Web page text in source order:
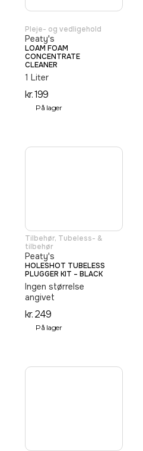
Pleje- og vedligehold
Peaty's
LOAM FOAM
CONCENTRATE
CLEANER
1 Liter
kr.199
På lager
Tilbehør, Tubeless- &
tilbehør
Peaty's
HOLESHOT TUBELESS
PLUGGER KIT – BLACK
Ingen størrelse
angivet
kr.249
På lager